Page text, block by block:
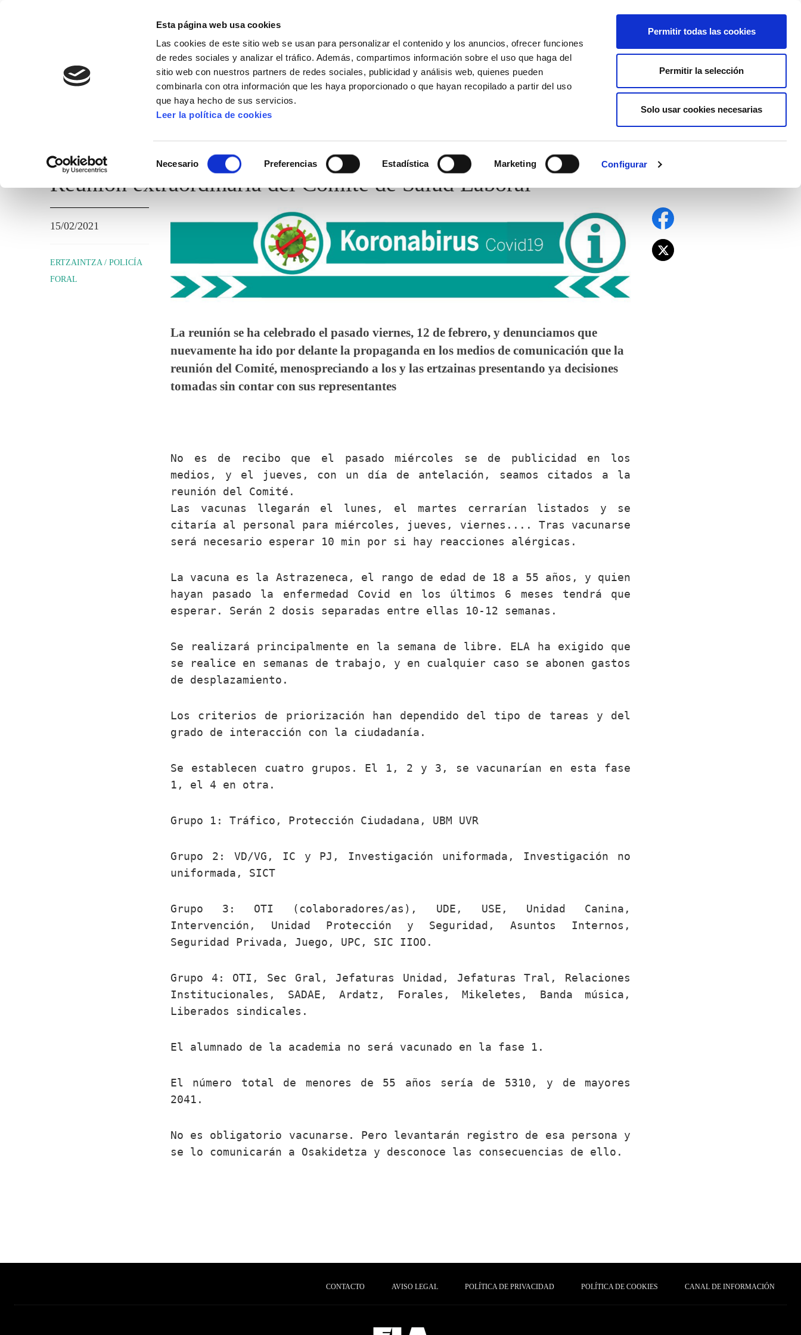
Esta página web usa cookies
Las cookies de este sitio web se usan para personalizar el contenido y los anuncios, ofrecer funciones
de redes sociales y analizar el tráfico. Además, compartimos información sobre el uso que haga del
sitio web con nuestros partners de redes sociales, publicidad y análisis web, quienes pueden
combinarla con otra información que les haya proporcionado o que hayan recopilado a partir del uso
que haya hecho de sus servicios.
Leer la política de cookies
Necesario Preferencias Estadística Marketing Configurar
Permitir todas las cookies
Permitir la selección
Solo usar cookies necesarias
AFÍLIATE
ERTZAINTZA / POLICÍA FORAL
Reunión extraordinaria del Comité de Salud Laboral
15/02/2021
ERTZAINTZA / POLICÍA
FORAL
La reunión se ha celebrado el pasado viernes, 12 de febrero, y denunciamos que
nuevamente ha ido por delante la propaganda en los medios de comunicación que la
reunión del Comité, menospreciando a los y las ertzainas presentando ya decisiones
tomadas sin contar con sus representantes
No es de recibo que el pasado miércoles se de publicidad en los
medios, y el jueves, con un día de antelación, seamos citados a la
reunión del Comité.
Las vacunas llegarán el lunes, el martes cerrarían listados y se
citaría al personal para miércoles, jueves, viernes.... Tras vacunarse
será necesario esperar 10 min por si hay reacciones alérgicas.
La vacuna es la Astrazeneca, el rango de edad de 18 a 55 años, y quien
hayan pasado la enfermedad Covid en los últimos 6 meses tendrá que
esperar. Serán 2 dosis separadas entre ellas 10-12 semanas.
Se realizará principalmente en la semana de libre. ELA ha exigido que
se realice en semanas de trabajo, y en cualquier caso se abonen gastos
de desplazamiento.
Los criterios de priorización han dependido del tipo de tareas y del
grado de interacción con la ciudadanía.
Se establecen cuatro grupos. El 1, 2 y 3, se vacunarían en esta fase
1, el 4 en otra.
Grupo 1: Tráfico, Protección Ciudadana, UBM UVR
Grupo 2: VD/VG, IC y PJ, Investigación uniformada, Investigación no
uniformada, SICT
Grupo 3: OTI (colaboradores/as), UDE, USE, Unidad Canina,
Intervención, Unidad Protección y Seguridad, Asuntos Internos,
Seguridad Privada, Juego, UPC, SIC IIOO.
Grupo 4: OTI, Sec Gral, Jefaturas Unidad, Jefaturas Tral, Relaciones
Institucionales, SADAE, Ardatz, Forales, Mikeletes, Banda música,
Liberados sindicales.
El alumnado de la academia no será vacunado en la fase 1.
El número total de menores de 55 años sería de 5310, y de mayores
2041.
No es obligatorio vacunarse. Pero levantarán registro de esa persona y
se lo comunicarán a Osakidetza y desconoce las consecuencias de ello.
CONTACTO AVISO LEGAL POLÍTICA DE PRIVACIDAD POLÍTICA DE COOKIES CANAL DE INFORMACIÓN